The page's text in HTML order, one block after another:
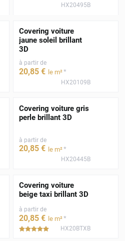
HX20495B
Covering voiture
jaune soleil brillant
3D
à partir de
20,85 € le m²*
HX20109B
Covering voiture gris
perle brillant 3D
à partir de
20,85 € le m²*
HX20445B
Covering voiture
beige taxi brillant 3D
à partir de
20,85 € le m²*
*****HX20BTXB